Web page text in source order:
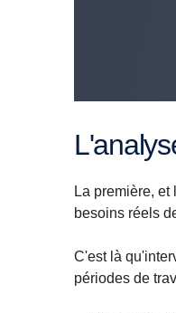
La première,
besoins réels
C'est là
périodes de